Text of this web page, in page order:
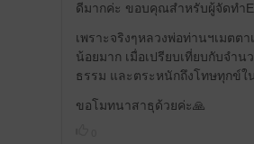
ดีมากค่ะ ขอบคุณสำหรับผู้จัดทำ
เพราะจริงๆหลวงพ่อท่านฯเมตต
น้อยมาก เมื่อเปรียบเที่ยบกับจำ
ธรรม และตระหนักถึงโทษทุกข์ใ
ขอโมทนาสาธุด้วยค่ะ🙏